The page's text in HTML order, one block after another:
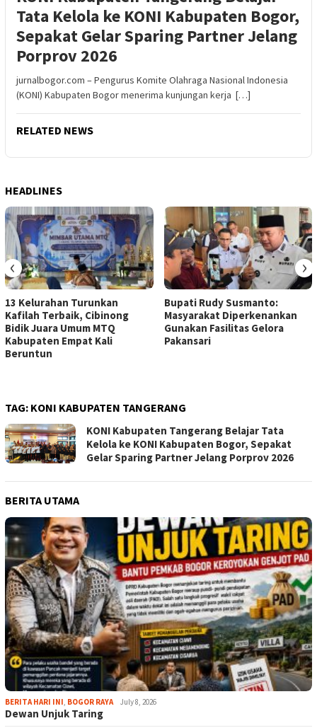
Tata Kelola ke KONI Kabupaten Bogor,
Sepakat Gelar Sparing Partner Jelang
Porprov 2026
jurnalbogor.com – Pengurus Komite Olahraga Nasional Indonesia
(KONI) Kabupaten Bogor menerima kunjungan kerja […]
RELATED NEWS
HEADLINES
13 Kelurahan Turunkan
Kafilah Terbaik, Cibinong
Bidik Juara Umum MTQ
Kabupaten Empat Kali
Beruntun
Bupati Rudy Susmanto:
Masyarakat Diperkenankan
Gunakan Fasilitas Gelora
Pakansari
‹ ›
TAG: KONI KABUPATEN TANGERANG
KONI Kabupaten Tangerang Belajar Tata
Kelola ke KONI Kabupaten Bogor, Sepakat
Gelar Sparing Partner Jelang Porprov 2026
BERITA UTAMA
BERITA HARI INI, BOGOR RAYA July 8, 2026
Dewan Unjuk Taring